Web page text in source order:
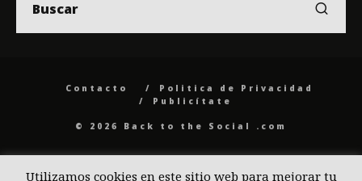
Contacto
Politica de Privacidad
Publicítate
© 2026 Back to the Social .com
Utilizamos cookies en este sitio web para mejorar tu